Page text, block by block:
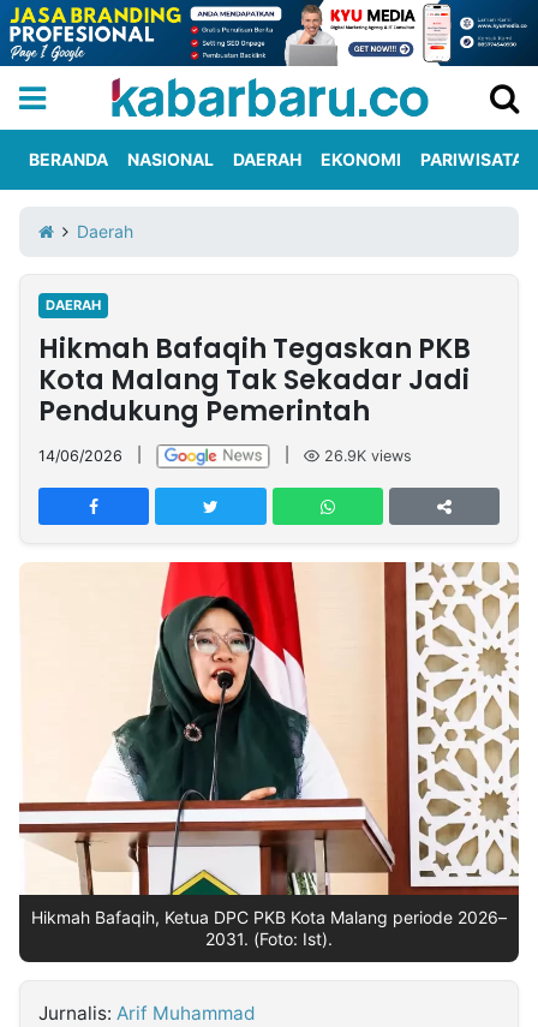
Iklan
Berita
Kami
Nasional
International
Olahraga
Entertainment
Daerah
Pariwisata
Kuliner
Kolom
Network
PT
TREETAN
INDONESIA
Dinamikapost.com
Follow
Kabarbaru
BERANDA NASIONAL DAERAH EKONOMI PARIWISATA
Daerah
DAERAH
Hikmah Bafaqih Tegaskan PKB
Kota Malang Tak Sekadar Jadi
Pendukung Pemerintah
14/06/2026 26.9K views
Hikmah Bafaqih, Ketua DPC PKB Kota Malang periode 2026–
2031. (Foto: Ist).
Jurnalis: Arif Muhammad